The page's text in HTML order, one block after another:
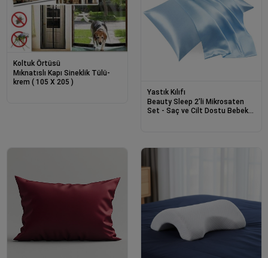
Koltuk Örtüsü
Mıknatıslı Kapı Sineklik Tülü-
krem ( 105 X 205 )
Yastık Kılıfı
Beauty Sleep 2’li Mikrosaten
Set - Saç ve Cilt Dostu Bebek